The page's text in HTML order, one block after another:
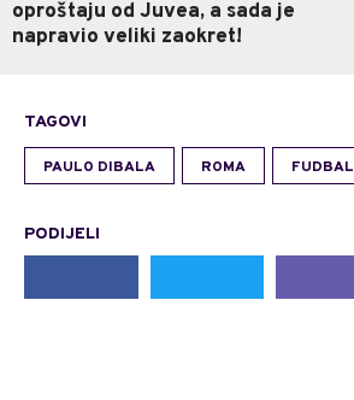
oproštaju od Juvea, a sada je
napravio veliki zaokret!
TAGOVI
PAULO DIBALA ROMA FUDBAL
PODIJELI